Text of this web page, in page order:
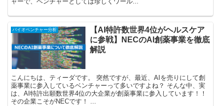
バイオベンチャー分析
【AI特許数世界4位がヘルスケア
に参戦】NECのAI創薬事業を徹底
解説
こんにちは、ティーダです。 突然ですが、最近、AIを売りにして創
薬事業に参入しているベンチャーって多いですよね？ そんな中、実
は、AI特許出願数世界4位の大企業が創薬事業に参入しています！！
その企業こそがNECです！ ...